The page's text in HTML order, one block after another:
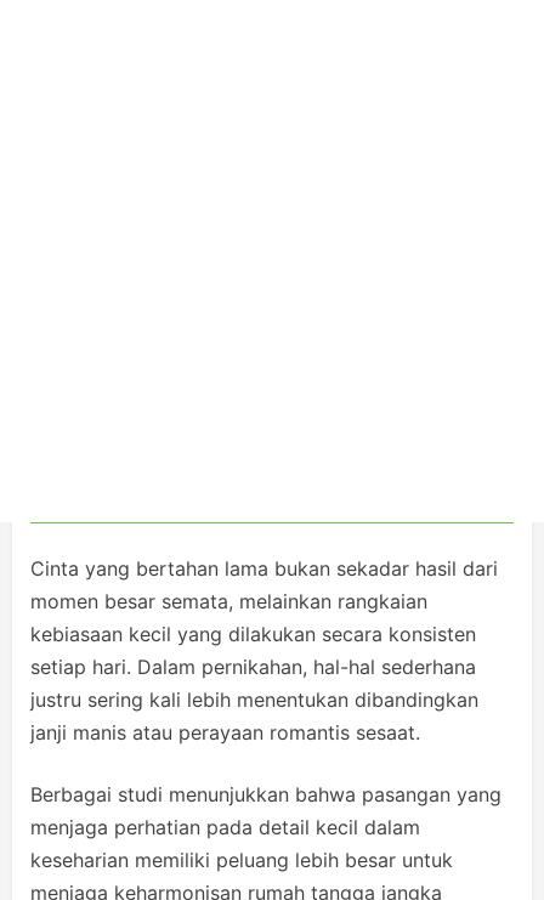
Cinta yang bertahan lama bukan sekadar hasil dari
momen besar semata, melainkan rangkaian
kebiasaan kecil yang dilakukan secara konsisten
setiap hari. Dalam pernikahan, hal-hal sederhana
justru sering kali lebih menentukan dibandingkan
janji manis atau perayaan romantis sesaat.
Berbagai studi menunjukkan bahwa pasangan yang
menjaga perhatian pada detail kecil dalam
keseharian memiliki peluang lebih besar untuk
menjaga keharmonisan rumah tangga jangka